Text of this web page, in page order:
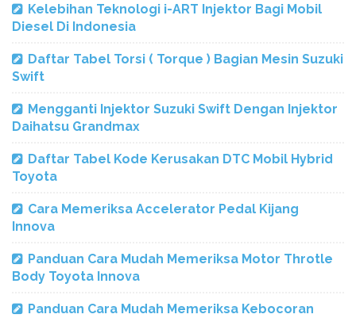
Kelebihan Teknologi i-ART Injektor Bagi Mobil
Diesel Di Indonesia
Daftar Tabel Torsi ( Torque ) Bagian Mesin Suzuki
Swift
Mengganti Injektor Suzuki Swift Dengan Injektor
Daihatsu Grandmax
Daftar Tabel Kode Kerusakan DTC Mobil Hybrid
Toyota
Cara Memeriksa Accelerator Pedal Kijang
Innova
Panduan Cara Mudah Memeriksa Motor Throtle
Body Toyota Innova
Panduan Cara Mudah Memeriksa Kebocoran